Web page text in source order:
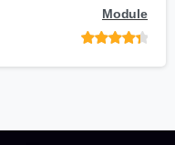
Module